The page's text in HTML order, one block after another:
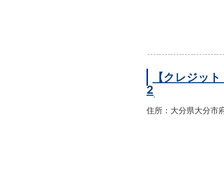
【クレジッ
2
住所：大分県大分市